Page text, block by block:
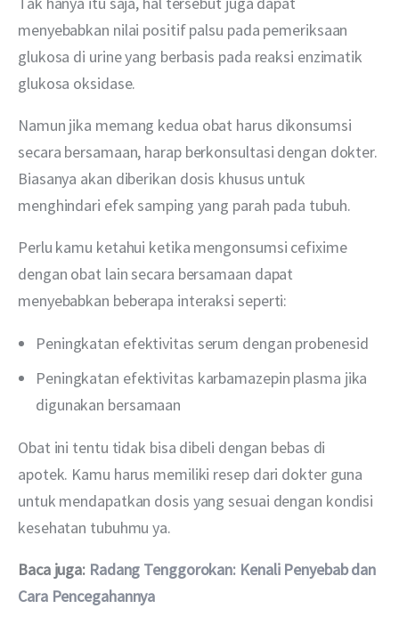
menyebabkan nilai positif palsu pada pemeriksaan
glukosa di urine yang berbasis pada reaksi enzimatik
glukosa oksidase.
Namun jika memang kedua obat harus dikonsumsi
secara bersamaan, harap berkonsultasi dengan dokter.
Biasanya akan diberikan dosis khusus untuk
menghindari efek samping yang parah pada tubuh.
Perlu kamu ketahui ketika mengonsumsi cefixime
dengan obat lain secara bersamaan dapat
menyebabkan beberapa interaksi seperti:
Peningkatan efektivitas serum dengan probenesid
Peningkatan efektivitas karbamazepin plasma jika
digunakan bersamaan
Obat ini tentu tidak bisa dibeli dengan bebas di
apotek. Kamu harus memiliki resep dari dokter guna
untuk mendapatkan dosis yang sesuai dengan kondisi
kesehatan tubuhmu ya.
Baca juga: Radang Tenggorokan: Kenali Penyebab dan
Cara Pencegahannya